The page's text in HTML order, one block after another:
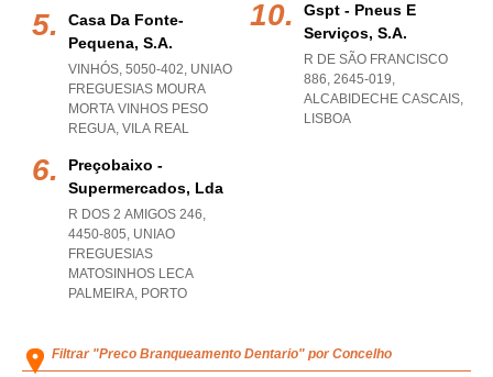
Casa Da Fonte-
Pequena, S.a.
VINHÓS, 5050-402, UNIAO
FREGUESIAS MOURA
MORTA VINHOS PESO
REGUA, VILA REAL
Preçobaixo -
Supermercados, Lda
R DOS 2 AMIGOS 246,
4450-805, UNIAO
FREGUESIAS
MATOSINHOS LECA
PALMEIRA, PORTO
Gspt - Pneus E
Serviços, S.a.
R DE SÃO FRANCISCO
886, 2645-019,
ALCABIDECHE CASCAIS,
LISBOA
Filtrar "Preco Branqueamento Dentario" por Concelho